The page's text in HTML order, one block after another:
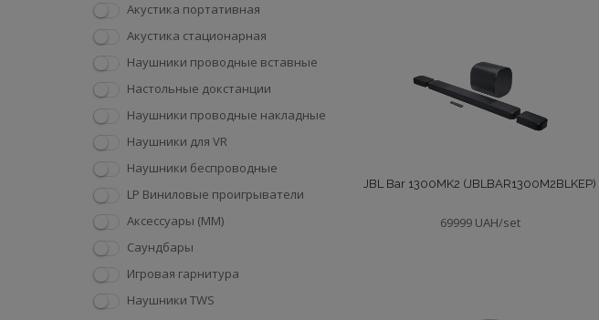
JBL Bar 1300MK2 (JBLBAR1300M2BLKEP)
69999 UAH/set
Акустика портативная
Акустика стационарная
Наушники проводные вставные
Настольные докстанции
Наушники проводные накладные
Наушники для VR
Наушники беспроводные
LP Виниловые проигрыватели
Аксессуары (ММ)
Саундбары
Игровая гарнитура
Наушники TWS